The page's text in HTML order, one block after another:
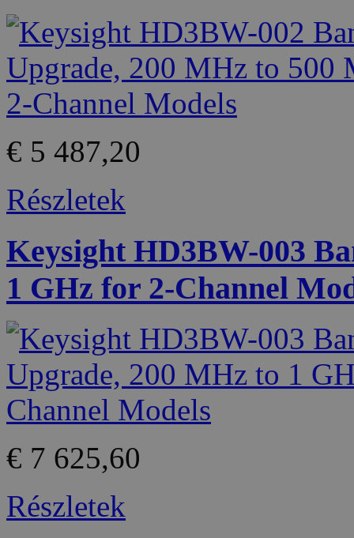
€ 5 487,20
Részletek
Keysight HD3BW-003
1 GHz for 2-Channel
€ 7 625,60
Részletek